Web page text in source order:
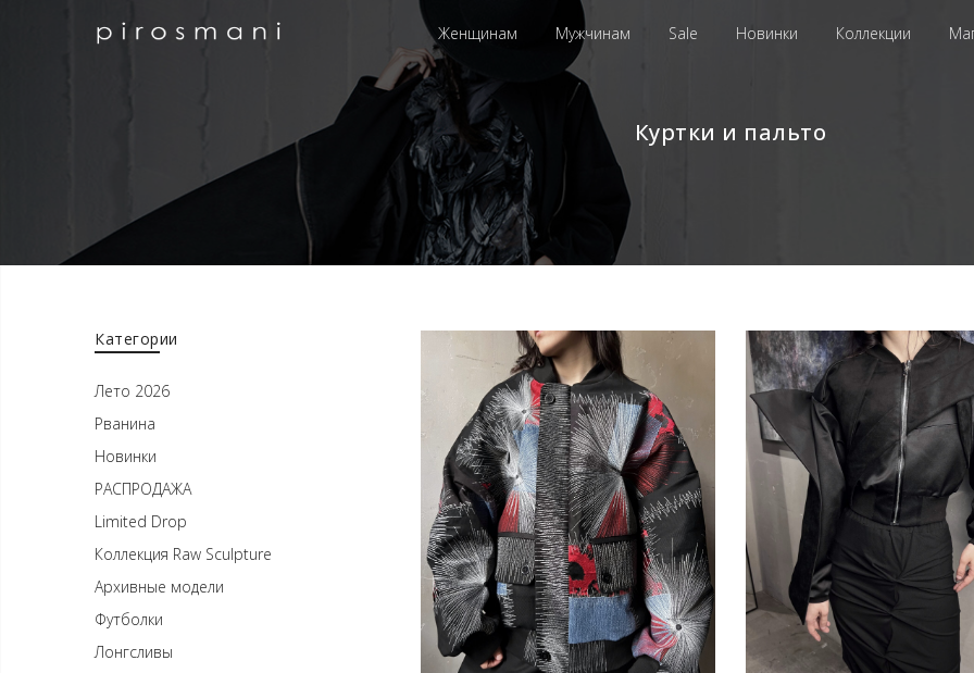
Женщинам Мужчинам Sale Новинки Коллекции
Куртки и пальто
Категории
Лето 2026
Рванина
Новинки
РАСПРОДАЖА
Limited Drop
Коллекция Raw Sculpture
Архивные модели
Футболки
Лонгсливы